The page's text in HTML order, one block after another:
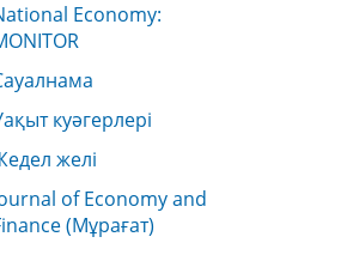
Economy:
куәгерлері
желі
of Economy and
(Мұрағат)